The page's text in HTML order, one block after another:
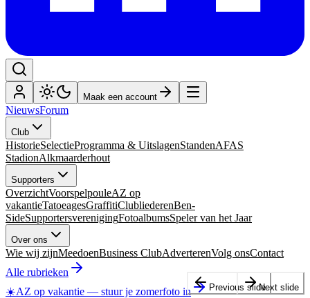
Maak een account
NieuwsForum
Club
HistorieSelectieProgramma & UitslagenStandenAFAS
StadionAlkmaarderhout
Supporters
OverzichtVoorspelpouleAZ op
vakantieTatoeagesGraffitiClubliederenBen-
SideSupportersverenigingFotoalbumsSpeler van het Jaar
Over ons
Wie wij zijnMeedoenBusiness ClubAdverterenVolg onsContact
Alle rubrieken
☀️AZ op vakantie — stuur je zomerfoto in Previous slideNext slide